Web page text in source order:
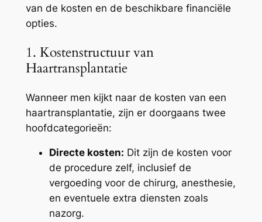
van de kosten en de beschikbare financiële
opties.
1. Kostenstructuur van
Haartransplantatie
Wanneer men kijkt naar de kosten van een
haartransplantatie, zijn er doorgaans twee
hoofdcategorieën:
Directe kosten: Dit zijn de kosten voor
de procedure zelf, inclusief de
vergoeding voor de chirurg, anesthesie,
en eventuele extra diensten zoals
nazorg.